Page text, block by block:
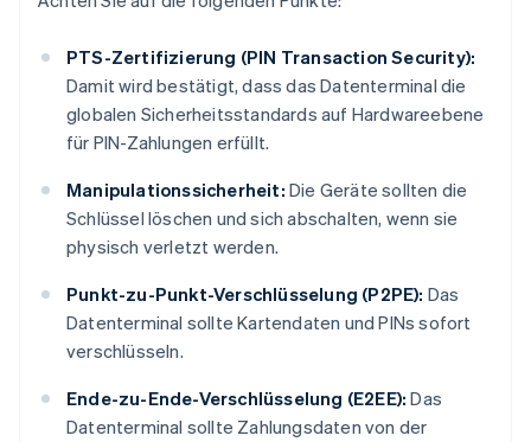
PTS-Zertifizierung (PIN Transaction Security):
Damit wird bestätigt, dass das Datenterminal die
globalen Sicherheitsstandards auf Hardwareebene
für PIN-Zahlungen erfüllt.
Manipulationssicherheit: Die Geräte sollten die
Schlüssel löschen und sich abschalten, wenn sie
physisch verletzt werden.
Punkt-zu-Punkt-Verschlüsselung (P2PE): Das
Datenterminal sollte Kartendaten und PINs sofort
verschlüsseln.
Ende-zu-Ende-Verschlüsselung (E2EE): Das
Datenterminal sollte Zahlungsdaten von der